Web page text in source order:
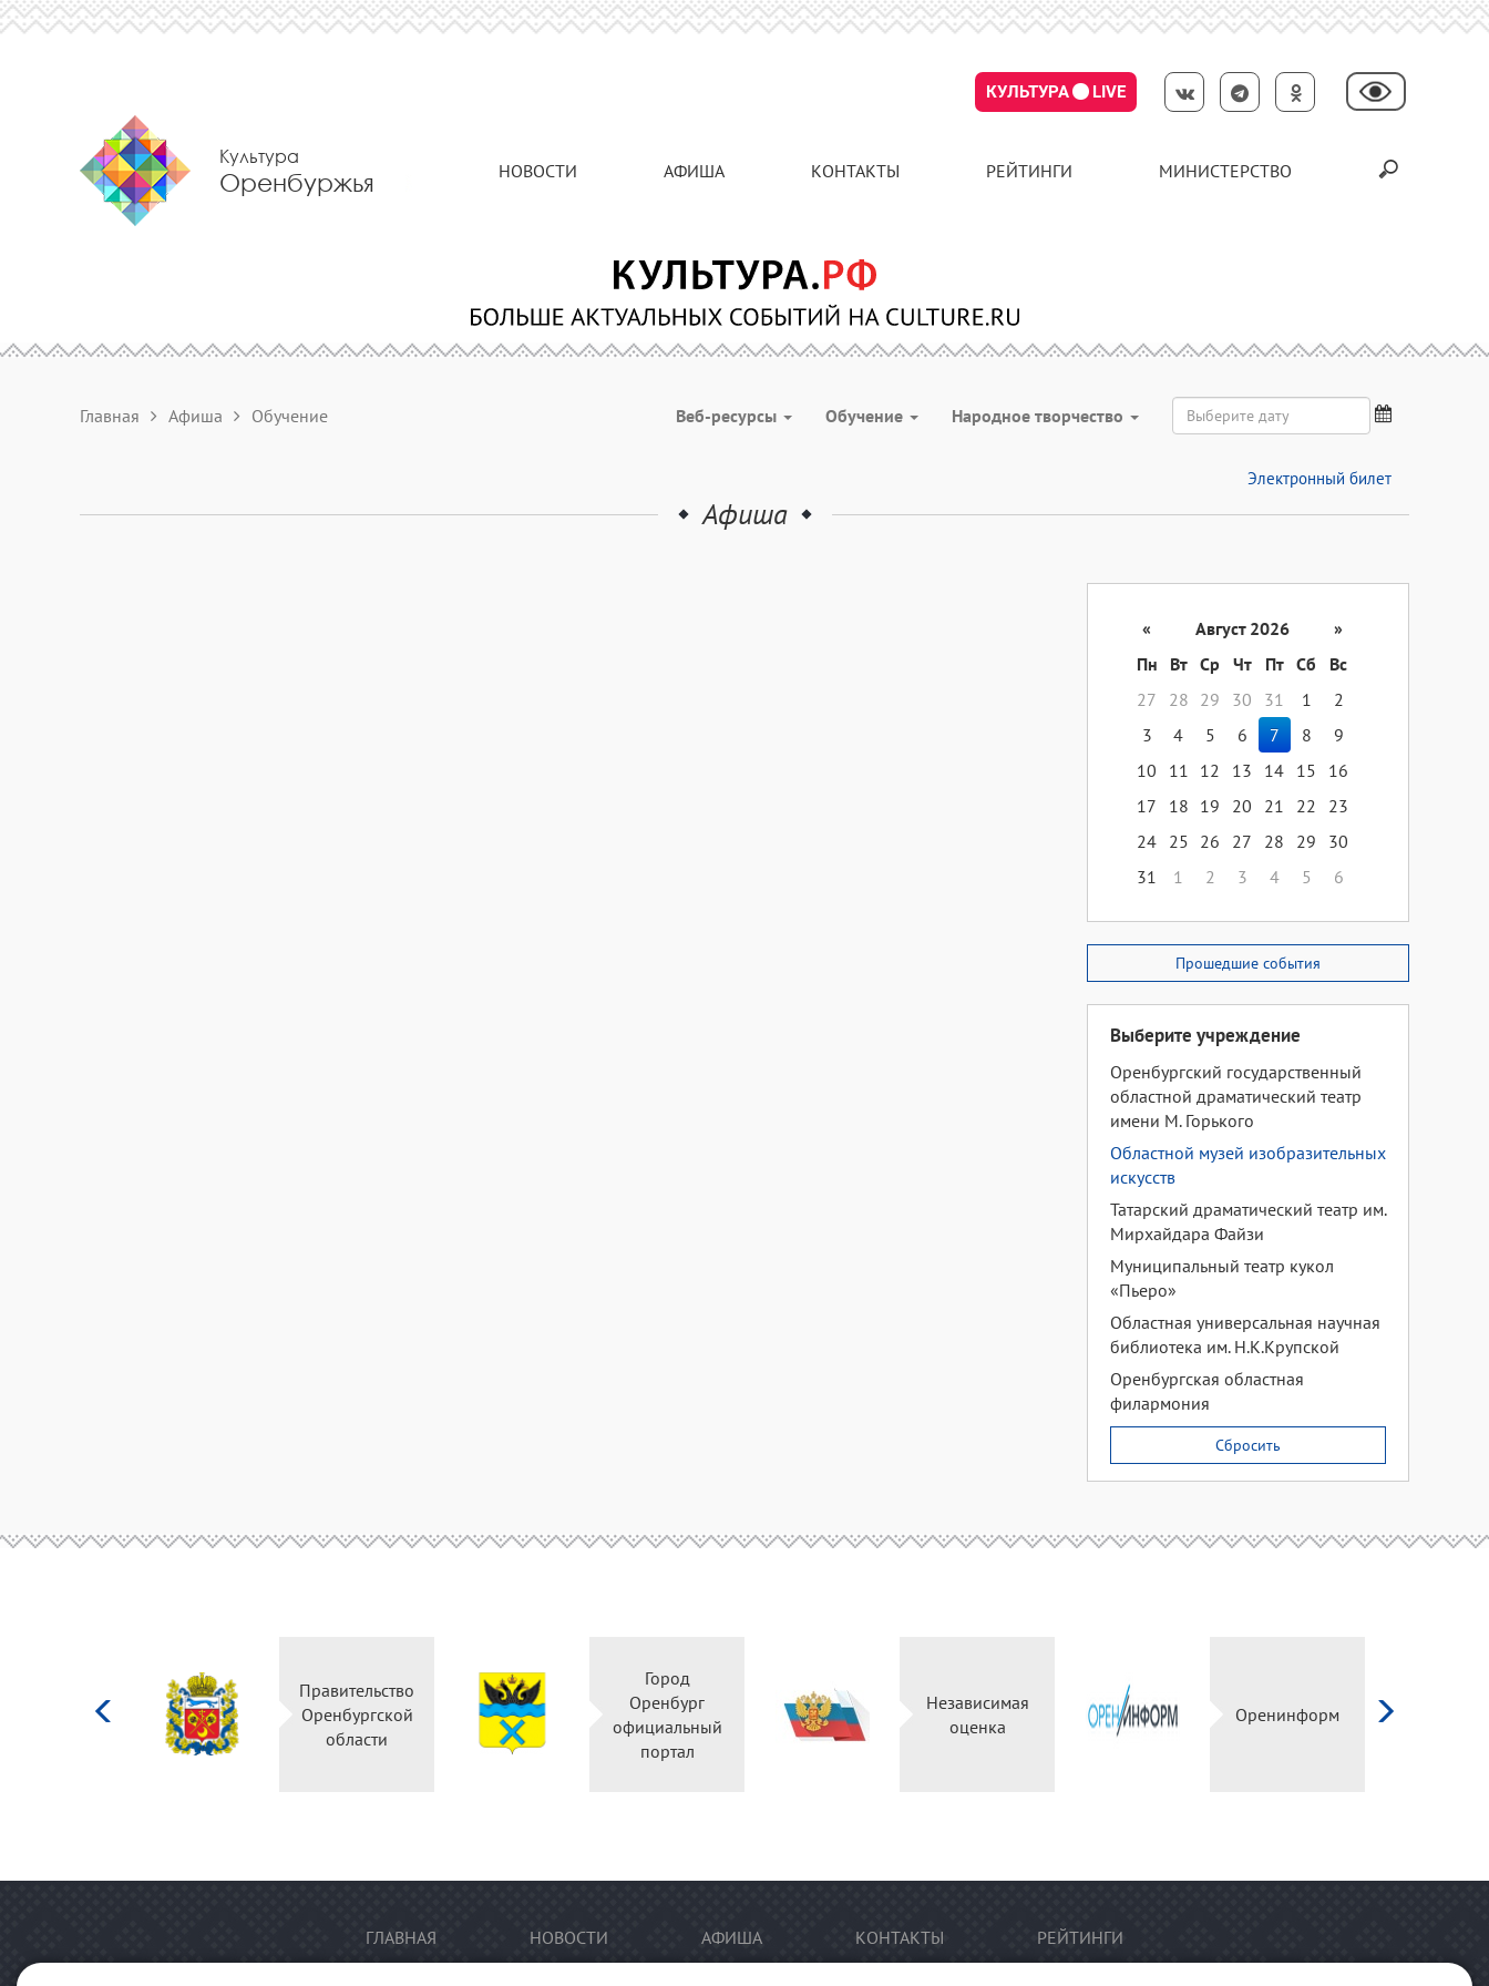
КУЛЬТУРА LIVE
Культура
Оренбуржья НОВОСТИ АФИША КОНТАКТЫ РЕЙТИНГИ МИНИСТЕРСТВО
Главная Афиша Обучение Веб-ресурсы Обучение Народное творчество
Электронный билет
Афиша
« Август 2026
»
Пн
Вт Ср Чт Пт Сб
Вс
27
28 29 30 31 1
2
3
4 5 6 7 8
9
10
11 12 13 14 15
16
17
18 19 20 21 22
23
24 25 26 27 28 29
30
31
1 2 3 4 5 6
Прошедшие события
Выберите учреждение
Оренбургский государственный
областной драматический театр
имени М. Горького
Областной музей изобразительных
искусств
Татарский драматический театр им.
Мирхайдара Файзи
Муниципальный театр кукол
«Пьеро»
Областная универсальная научная
библиотека им. Н.К.Крупской
Оренбургская областная
филармония
Сбросить
Правительство
Оренбургской
области
Город
Оренбург
официальный
портал
Независимая
оценка
Оренинформ
ГЛАВНАЯ НОВОСТИ АФИША КОНТАКТЫ РЕЙТИНГИ